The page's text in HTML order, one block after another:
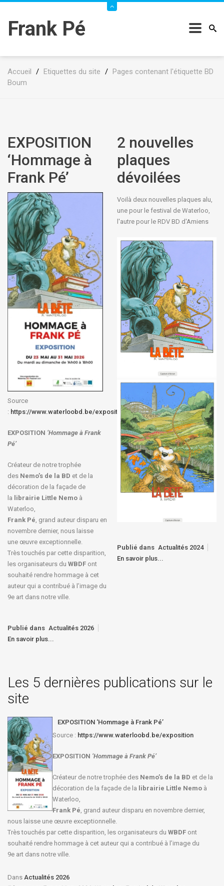
Frank Pé
Accueil / Etiquettes du site / Pages contenant l'étiquette BD
Boum
EXPOSITION
‘Hommage à
Frank Pé’
Source
: https://www.waterloobd.be/exposition
EXPOSITION ‘Hommage à Frank
Pé’
Créateur de notre trophée
des Nemo’s de la BD et de la
décoration de la façade de
la librairie Little Nemo à
Waterloo,
Frank Pé, grand auteur disparu en
novembre dernier, nous laisse
une œuvre exceptionnelle.
Très touchés par cette disparition,
les organisateurs du WBDF ont
souhaité rendre hommage à cet
auteur qui a contribué à l’image du
9e art dans notre ville.
Publié dans Actualités 2026
En savoir plus...
2 nouvelles
plaques
dévoilées
Voilà deux nouvelles plaques alu,
une pour le festival de Waterloo,
l'autre pour le RDV BD d'Amiens
Publié dans Actualités 2024
En savoir plus...
Les 5 dernières publications sur le
site
EXPOSITION ‘Hommage à Frank Pé’
Source : https://www.waterloobd.be/exposition
EXPOSITION ‘Hommage à Frank Pé’
Créateur de notre trophée des Nemo’s de la BD et de la
décoration de la façade de la librairie Little Nemo à
Waterloo,
Frank Pé, grand auteur disparu en novembre dernier,
nous laisse une œuvre exceptionnelle.
Très touchés par cette disparition, les organisateurs du WBDF ont
souhaité rendre hommage à cet auteur qui a contribué à l’image du
9e art dans notre ville.
Dans Actualités 2026